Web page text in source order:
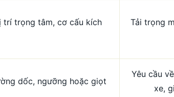
trọng tâm, cơ cấu kích
Tải trọng
dốc, ngưỡng hoặc giọt
Yêu cầu
xe,